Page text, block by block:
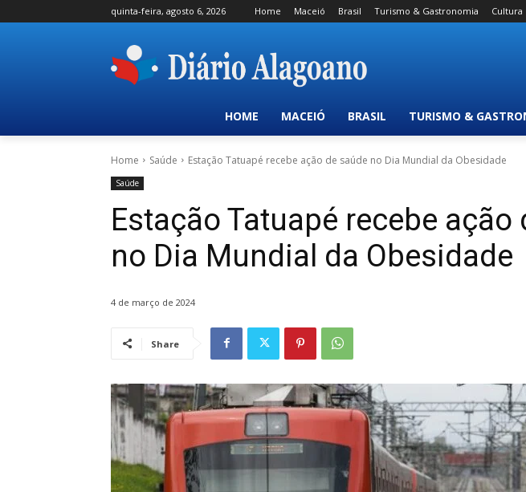
quinta-feira, agosto 6, 2026 Home Maceió Brasil Turismo & Gastronomia Cultura
HOME MACEIÓ BRASIL TURISMO &
Home Saúde Estação Tatuapé recebe ação de saúde no Dia Mundial da Obesidade
Saúde
Estação Tatuapé recebe ação
no Dia Mundial da Obesidade
4 de março de 2024
Share